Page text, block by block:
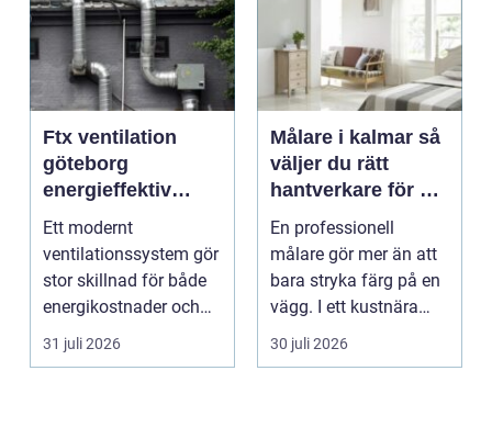
Ftx ventilation
göteborg
energieffektiv
lösning för ett
bättre
inomhusklimat
Ett modernt
ventilationssystem gör
stor skillnad för både
energikostnader och
välmående. I en stad
s...
31 juli 2026
Målare i kalmar så
väljer du rätt
hantverkare för ett
hållbart resultat
En professionell
målare gör mer än att
bara stryka färg på en
vägg. I ett kustnära
område som Kalmar...
30 juli 2026